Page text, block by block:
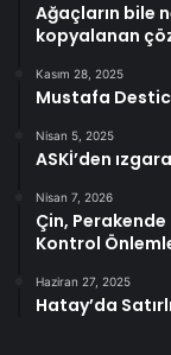
Ağaçların bile
kopyalanan
Kasım 28, 2025
Mustafa
Nisan 5, 2025
ASKİ’den
Nisan 7, 2026
Çin,
Kontrol
Haziran 27, 2025
Hatay’da